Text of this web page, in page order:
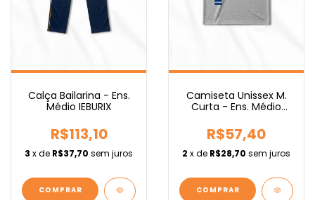
Calça Bailarina - Ens.
Médio IEBURIX
R$113,10
3 x de R$37,70 sem juros
COMPRAR
Camiseta Unissex M.
Curta - Ens. Médio
R$57,40
2 x de R$28,70 sem juros
COMPRAR